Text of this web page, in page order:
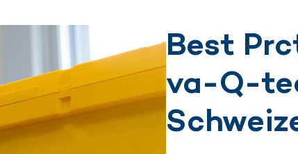
Best
va-Q-